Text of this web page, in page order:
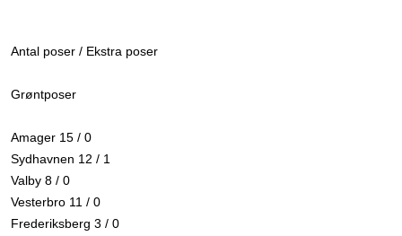
Antal poser / Ekstra poser
Grøntposer
Amager 15 / 0
Sydhavnen 12 / 1
Valby 8 / 0
Vesterbro 11 / 0
Frederiksberg 3 / 0